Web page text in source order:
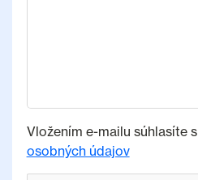
Vložením e-mailu súhlasíte s
osobných údajov